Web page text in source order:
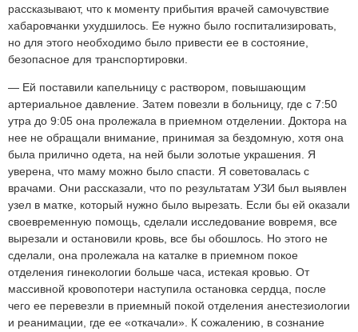
рассказывают, что к моменту прибытия врачей самочувствие
хабаровчанки ухудшилось. Ее нужно было госпитализировать,
но для этого необходимо было привести ее в состояние,
безопасное для транспортировки.
— Ей поставили капельницу с раствором, повышающим
артериальное давление. Затем повезли в больницу, где с 7:50
утра до 9:05 она пролежала в приемном отделении. Доктора на
нее не обращали внимание, принимая за бездомную, хотя она
была прилично одета, на ней были золотые украшения. Я
уверена, что маму можно было спасти. Я советовалась с
врачами. Они рассказали, что по результатам УЗИ был выявлен
узел в матке, который нужно было вырезать. Если бы ей оказали
своевременную помощь, сделали исследование вовремя, все
вырезали и остановили кровь, все бы обошлось. Но этого не
сделали, она пролежала на каталке в приемном покое
отделения гинекологии больше часа, истекая кровью. От
массивной кровопотери наступила остановка сердца, после
чего ее перевезли в приемный покой отделения анестезиологии
и реанимации, где ее «откачали». К сожалению, в сознание